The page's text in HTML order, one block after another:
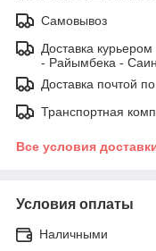
Самовывоз
Доставка
- Райымбека -
Доставка почтой
Транспортная
Все условия
Условия оплаты
Наличными